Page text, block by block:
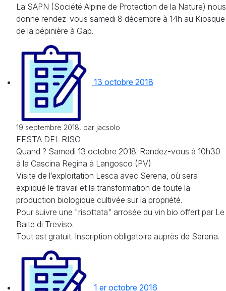
La SAPN (Société Alpine de Protection de la Nature) nous
donne rendez-vous samedi 8 décembre à 14h au Kiosque
de la pépinière à Gap.
13 octobre 2018
19 septembre 2018, par jacsolo
FESTA DEL RISO
Quand ? Samedi 13 octobre 2018. Rendez-vous à 10h30
à la Cascina Regina à Langosco (PV)
Visite de l’exploitation Lesca avec Serena, où sera
expliqué le travail et la transformation de toute la
production biologique cultivée sur la propriété.
Pour suivre une "risottata" arrosée du vin bio offert par Le
Baite di Treviso.
Tout est gratuit. Inscription obligatoire auprès de Serena.
1 er octobre 2016